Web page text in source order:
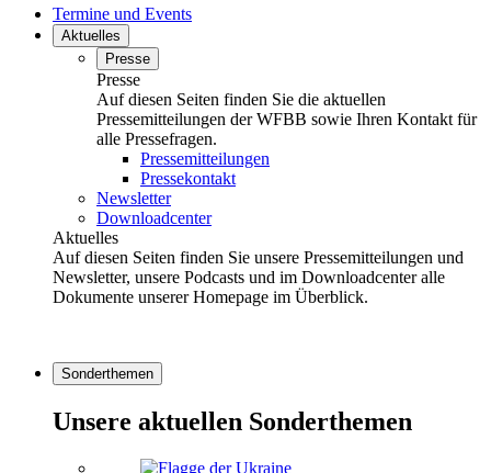
Termine und Events
Aktuelles
Presse
Presse
Auf diesen Seiten finden Sie die aktuellen
Pressemitteilungen der WFBB sowie Ihren Kontakt für
alle Pressefragen.
Pressemitteilungen
Pressekontakt
Newsletter
Downloadcenter
Aktuelles
Auf diesen Seiten finden Sie unsere Pressemitteilungen und
Newsletter, unsere Podcasts und im Downloadcenter alle
Dokumente unserer Homepage im Überblick.
Sonderthemen
Unsere aktuellen Sonderthemen